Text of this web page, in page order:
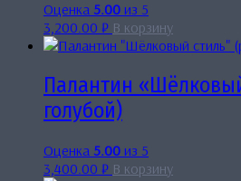
Оценка 5.00 из 5
3,200.00 ₽ В корзину
Палантин
голубой)
Оценка 5.00 из 5
3,400.00 ₽ В корзину